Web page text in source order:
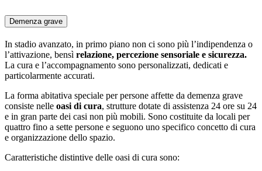
Demenza grave
In stadio avanzato, in primo piano non ci sono più l’indipendenza o
l’attivazione, bensì relazione, percezione sensoriale e sicurezza.
La cura e l’accompagnamento sono personalizzati, dedicati e
particolarmente accurati.
La forma abitativa speciale per persone affette da demenza grave
consiste nelle oasi di cura, strutture dotate di assistenza 24 ore su 24
e in gran parte dei casi non più mobili. Sono costituite da locali per
quattro fino a sette persone e seguono uno specifico concetto di cura
e organizzazione dello spazio.
Caratteristiche distintive delle oasi di cura sono: